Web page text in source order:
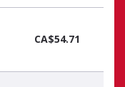
CA$54.71